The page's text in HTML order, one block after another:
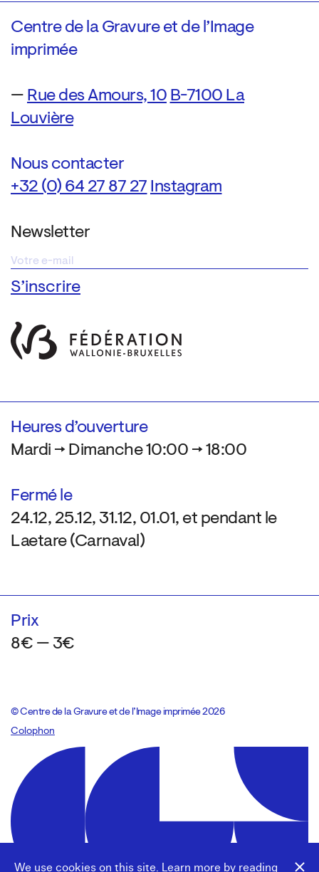
We use cookies on this site. Learn more by reading
Centre de la Gravure et de l’Image
imprimée
— Rue des Amours, 10 B-7100 La
Louvière
Nous contacter
+32 (0) 64 27 87 27 Instagram
Newsletter
Heures d’ouverture
Mardi → Dimanche 10:00 → 18:00
Fermé le
24.12, 25.12, 31.12, 01.01, et pendant le
Laetare (Carnaval)
Prix
8€ — 3€
© Centre de la Gravure et de l’Image imprimée 2026
Colophon
Design:Marcel Kaczmarek